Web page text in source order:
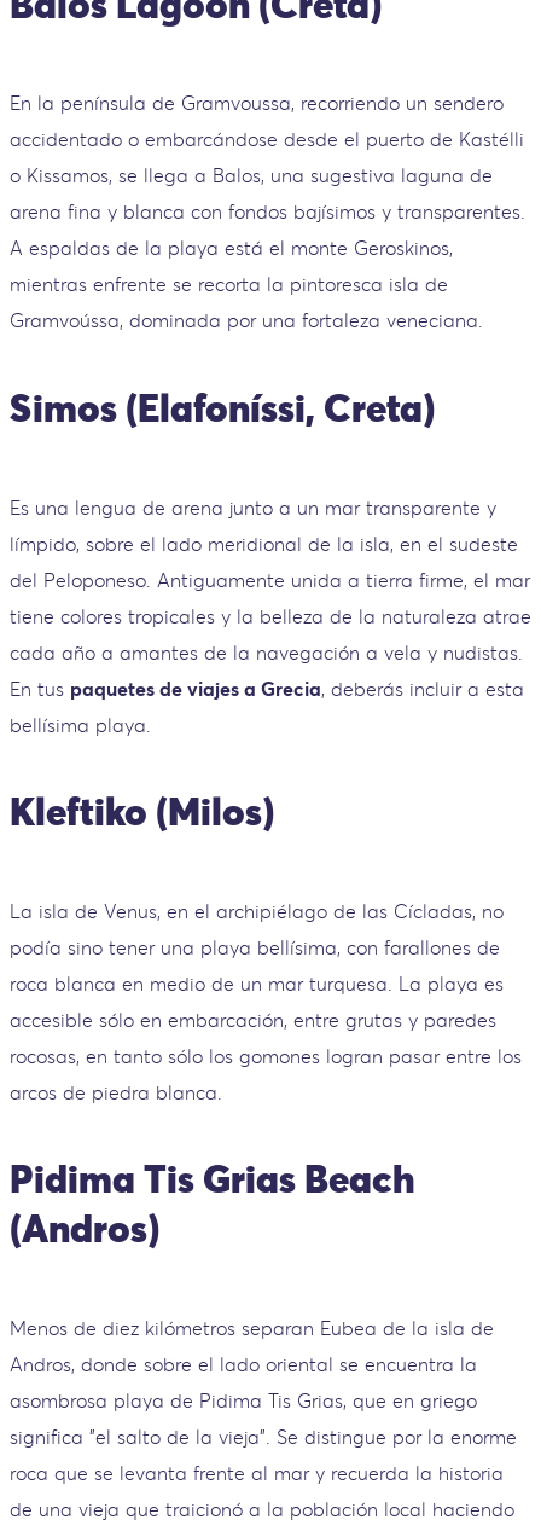
En la península de Gramvoussa, recorriendo un sendero
accidentado o embarcándose desde el puerto de Kastélli
o Kissamos, se llega a Balos, una sugestiva laguna de
arena fina y blanca con fondos bajísimos y transparentes.
A espaldas de la playa está el monte Geroskinos,
mientras enfrente se recorta la pintoresca isla de
Gramvoússa, dominada por una fortaleza veneciana.
Simos (Elafoníssi, Creta)
Es una lengua de arena junto a un mar transparente y
límpido, sobre el lado meridional de la isla, en el sudeste
del Peloponeso. Antiguamente unida a tierra firme, el mar
tiene colores tropicales y la belleza de la naturaleza atrae
cada año a amantes de la navegación a vela y nudistas.
En tus paquetes de viajes a Grecia, deberás incluir a esta
bellísima playa.
Kleftiko (Milos)
La isla de Venus, en el archipiélago de las Cícladas, no
podía sino tener una playa bellísima, con farallones de
roca blanca en medio de un mar turquesa. La playa es
accesible sólo en embarcación, entre grutas y paredes
rocosas, en tanto sólo los gomones logran pasar entre los
arcos de piedra blanca.
Pidima Tis Grias Beach
(Andros)
Menos de diez kilómetros separan Eubea de la isla de
Andros, donde sobre el lado oriental se encuentra la
asombrosa playa de Pidima Tis Grias, que en griego
significa "el salto de la vieja". Se distingue por la enorme
roca que se levanta frente al mar y recuerda la historia
de una vieja que traicionó a la población local haciendo